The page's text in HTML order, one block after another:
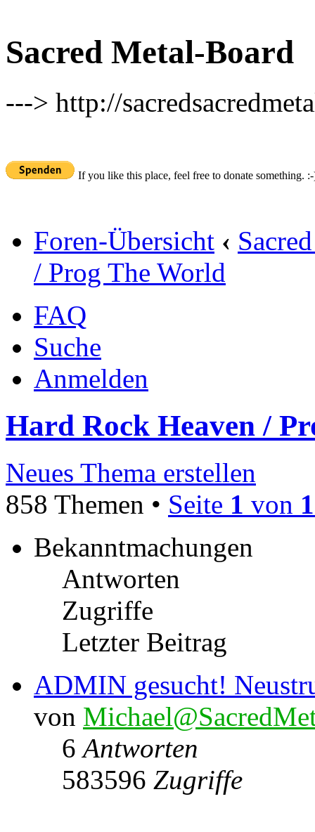
Sacred Metal-Board
---> http://
If you like this place, feel free to donate something.
Foren-Übersicht ‹
/ Prog The World
FAQ
Suche
Anmelden
Hard Rock Heaven /
Neues Thema erstellen
858 Themen • Seite 1 von
Bekanntmachungen
Antworten
Zugriffe
Letzter Beitrag
ADMIN gesucht!
von
6Antworten
583596 Zugriffe